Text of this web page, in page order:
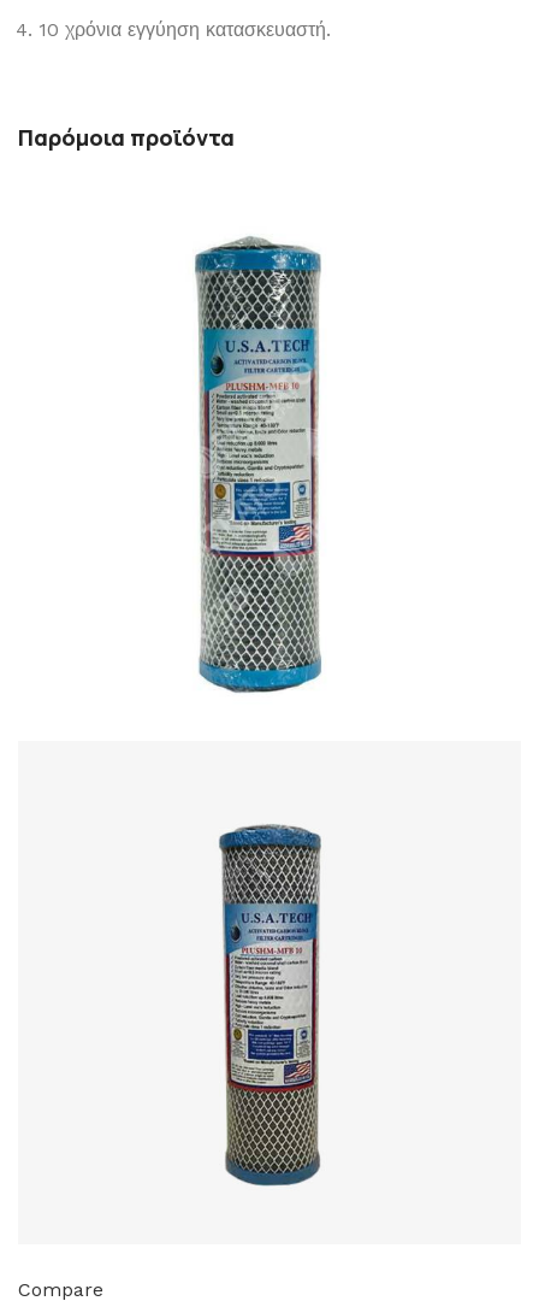
10 χρόνια εγγύηση κατασκευαστή.
Παρόμοια προϊόντα
Compare